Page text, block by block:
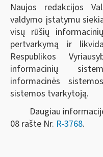
Naujos redakcijos
valdymo įstatymu
visų rūšių
pertvarkymą ir
Respublikos
informacinių
informacinės
sistemos tvarkytoją.
Daugiau
08 rašte Nr. R-3768.